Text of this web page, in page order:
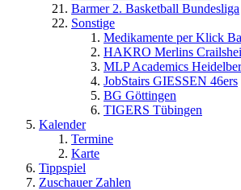
Barmer 2. Basketball Bundesliga
Sonstige
Medikamente per Klick
HAKRO Merlins
MLP Academics
JobStairs GIESSEN 46ers
BG Göttingen
TIGERS Tübingen
Kalender
Termine
Karte
Tippspiel
Zuschauer Zahlen